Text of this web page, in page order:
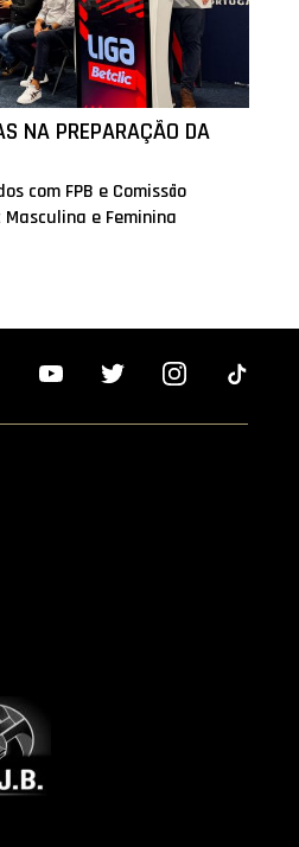
NA PREPARAÇÃO DA
com FPB e Comissão
e Feminina